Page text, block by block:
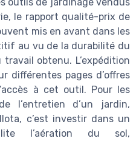
le rapport qualité-prix de
mis en avant dans les
au vu de la durabilité du
obtenu. L’expédition
différentes pages d’offres
à cet outil. Pour les
l’entretien d’un jardin,
c’est investir dans un
l’aération du sol,